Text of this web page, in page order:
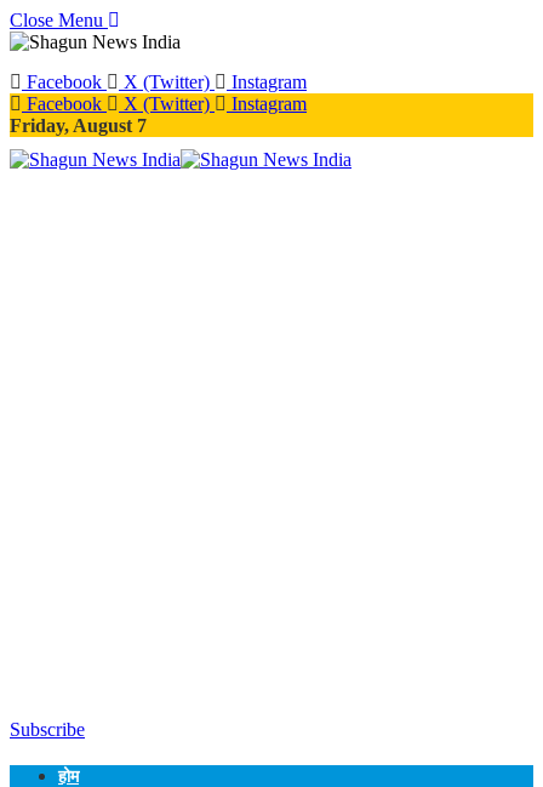
Close Menu
Facebook X (Twitter)
Instagram
Facebook
X (Twitter)
Instagram
Friday, August 7
Subscribe
होम